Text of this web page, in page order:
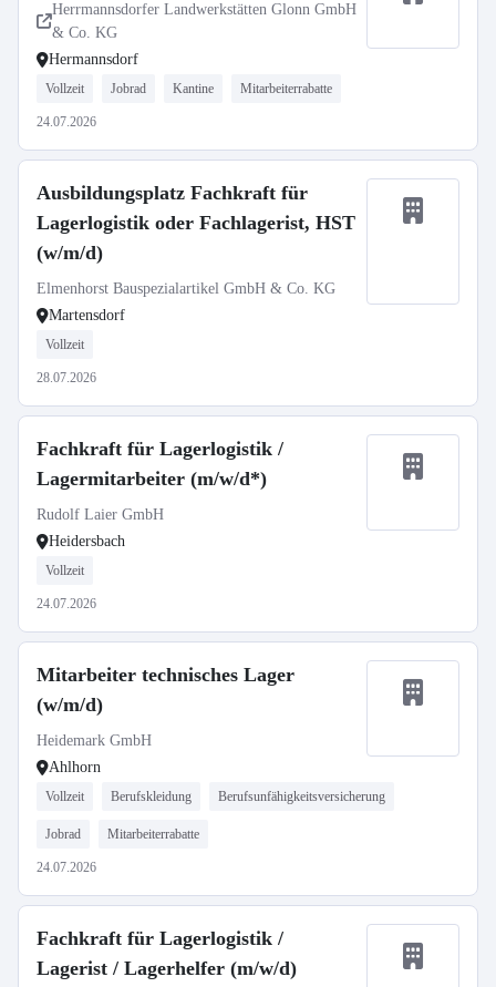
Herrmannsdorfer Landwerkstätten Glonn GmbH
& Co. KG
Hermannsdorf
Vollzeit Jobrad Kantine Mitarbeiterrabatte
24.07.2026
Ausbildungsplatz Fachkraft für
Lagerlogistik oder Fachlagerist, HST
(w/m/d)
Elmenhorst Bauspezialartikel GmbH & Co. KG
Martensdorf
Vollzeit
28.07.2026
Fachkraft für Lagerlogistik /
Lagermitarbeiter (m/w/d*)
Rudolf Laier GmbH
Heidersbach
Vollzeit
24.07.2026
Mitarbeiter technisches Lager
(w/m/d)
Heidemark GmbH
Ahlhorn
Vollzeit Berufskleidung Berufsunfähigkeitsversicherung
Jobrad Mitarbeiterrabatte
24.07.2026
Fachkraft für Lagerlogistik /
Lagerist / Lagerhelfer (m/w/d)